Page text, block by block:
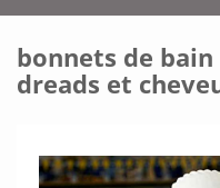
bonnets de
dreads et